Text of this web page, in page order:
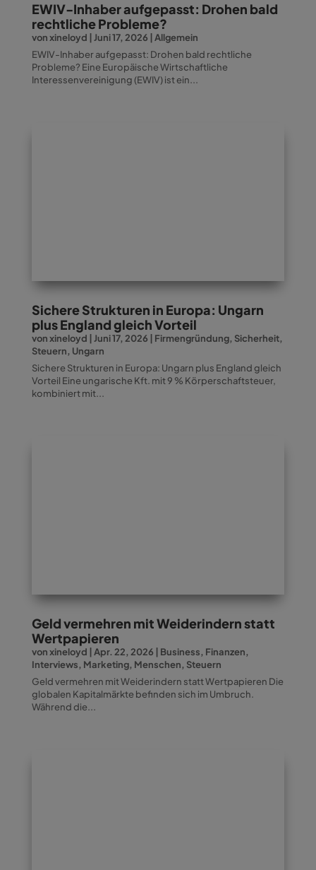
EWIV-Inhaber aufgepasst: Drohen bald
rechtliche Probleme?
vonxineloyd Juni 17, 2026
Allgemein
EWIV-Inhaber aufgepasst: Drohen bald rechtliche
Probleme? Eine Europäische Wirtschaftliche
Interessenvereinigung (EWIV) ist ein...
Sichere Strukturen in Europa: Ungarn
plus England gleich Vorteil
vonxineloyd Juni 17, 2026 Firmengründung, Sicherheit,
Steuern, Ungarn
Sichere Strukturen in Europa: Ungarn plus England gleich
Vorteil Eine ungarische Kft. mit 9 % Körperschaftsteuer,
kombiniert mit...
Geld vermehren mit Weiderindern statt
Wertpapieren
vonxineloyd Apr. 22, 2026 Business, Finanzen,
Interviews, Marketing, Menschen, Steuern
Geld vermehren mit Weiderindern statt Wertpapieren Die
globalen Kapitalmärkte befinden sich im Umbruch.
Während die...